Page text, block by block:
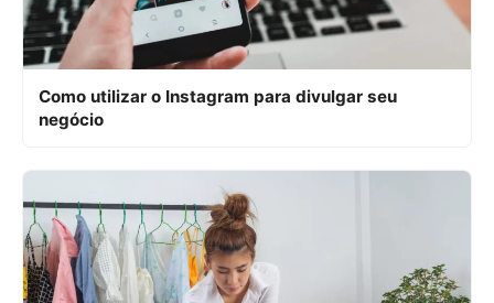
Como utilizar o Instagram para divulgar seu
negócio